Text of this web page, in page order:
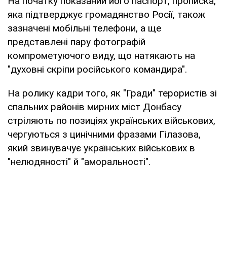
яка підтверджує громадянство Росії, також
зазначені мобільні телефони, а ще
представлені пару фотографій
компрометуючого виду, що натякають на
"духовні скріпи російського командира".
На ролику кадри того, як "Гради" терористів зі
спальних районів мирних міст Донбасу
стріляють по позиціях українських військових,
чергуються з цинічними фразами Гілазова,
який звинувачує українських військових в
"нелюдяності" й "аморальності".